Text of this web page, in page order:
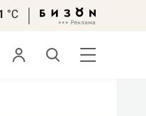
°С